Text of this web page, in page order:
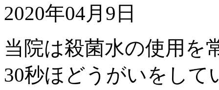
2020年04月9日
当院は殺菌水の使用を
30秒ほどうがいをして